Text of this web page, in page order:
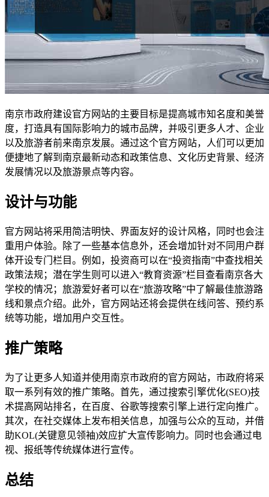
南京市政府建设官方网站的主要目标是提高城市知名度和美誉
度，打造具有国际影响力的城市品牌，并吸引更多人才、企业
以及旅游者前来南京发展。通过这个官方网站，人们可以更加
便捷地了解到南京最新动态和政策信息、文化历史背景、经济
发展情况以及旅游景点等内容。
设计与功能
官方网站将采用简洁明快、界面友好的设计风格，同时也会注
重用户体验。除了一些基本信息外，还会增加针对不同用户群
体开设专门栏目。例如，投资商可以在“投资指南”中查找相关
政策法规；潜在学生则可以进入“教育资源”栏目查看南京各大
学校的情况；旅游爱好者可以在“旅游攻略”中了解最佳旅游路
线和景点介绍。此外，官方网站还将会提供在线问答、预约系
统等功能，增加用户交互性。
推广策略
为了让更多人知道并使用南京市政府的官方网站，市政府将采
取一系列有效的推广策略。首先，通过搜索引擎优化(SEO)技
术提高网站排名，在百度、谷歌等搜索引擎上进行定向推广。
其次，在社交媒体上发布相关信息，加强与公众的互动，并借
助KOL(关键意见领袖)效应扩大宣传影响力。同时也会通过电
视、报纸等传统媒体进行宣传。
总结